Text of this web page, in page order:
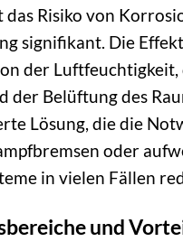
Risiko von
signifikant. Die
der Luftfeuchtigkeit,
der Belüftung des
Lösung, die die
oder
in vielen Fällen
und